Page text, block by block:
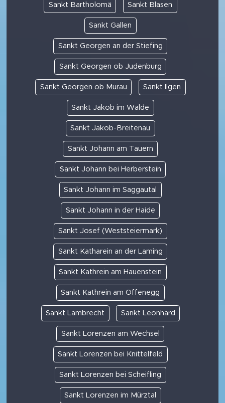
Sankt Bartholomä Sankt Blasen
Sankt Gallen
Sankt Georgen an der Stiefing
Sankt Georgen ob Judenburg
Sankt Georgen ob Murau Sankt Ilgen
Sankt Jakob im Walde
Sankt Jakob-Breitenau
Sankt Johann am Tauern
Sankt Johann bei Herberstein
Sankt Johann im Saggautal
Sankt Johann in der Haide
Sankt Josef (Weststeiermark)
Sankt Katharein an der Laming
Sankt Kathrein am Hauenstein
Sankt Kathrein am Offenegg
Sankt Lambrecht Sankt Leonhard
Sankt Lorenzen am Wechsel
Sankt Lorenzen bei Knittelfeld
Sankt Lorenzen bei Scheifling
Sankt Lorenzen im Mürztal